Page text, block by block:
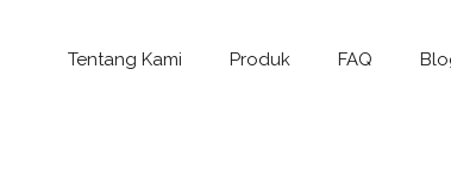
Tentang Kami Produk FAQ